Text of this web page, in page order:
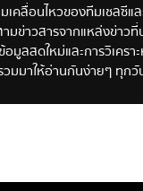
ลื่อนไหวของทีมเชลซีแล
ข่าวสารจากแหล่งข่าวที่
มูลสดใหม่และการวิเครา
มาให้อ่านกันง่ายๆ ทุกวั